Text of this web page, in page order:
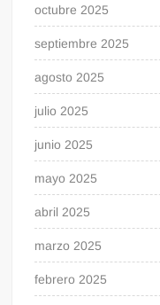
octubre 2025
septiembre 2025
agosto 2025
julio 2025
junio 2025
mayo 2025
abril 2025
marzo 2025
febrero 2025